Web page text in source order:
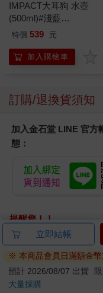
IMPACT大耳狗 水壺
(500ml)#淺藍
IMCMB01LB
特價 539 元
加入購物車
訂購/退換貨須知
加入金石堂 LINE 官方
態：
提醒您！！
金石堂及銀行均不會
ATM提款機，請不要聽
退換貨須知：
**提醒您，鑑賞期不等
立即結帳
※ 本商品會員日滿額金
預計 2026/08/07 出貨
大量採購